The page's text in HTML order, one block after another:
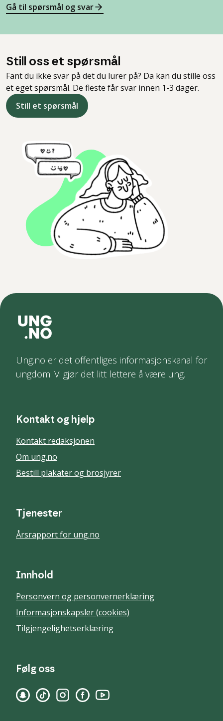
Gå til spørsmål og svar
Still oss et spørsmål
Fant du ikke svar på det du lurer på? Da kan du stille oss
et eget spørsmål. De fleste får svar innen 1-3 dager.
Still et spørsmål
Ung.no er det offentliges informasjonskanal for
ungdom. Vi gjør det litt lettere å være ung.
Kontakt og hjelp
Kontakt redaksjonen
Om ung.no
Bestill plakater og brosjyrer
Tjenester
Årsrapport for ung.no
Innhold
Personvern og personvernerklæring
Informasjonskapsler (cookies)
Tilgjengelighetserklæring
Følg oss